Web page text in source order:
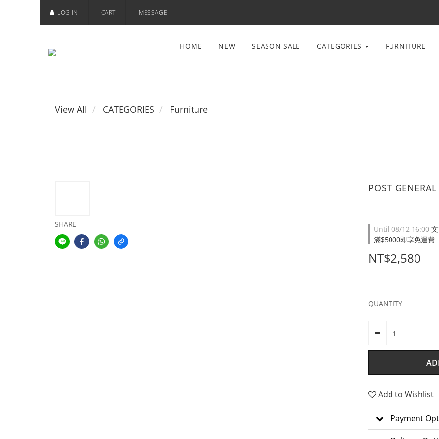
LOG IN CART MESSAGE
HOME NEW SEASON SALE CATEGORIES FURNITURE
View All CATEGORIES Furniture
SHARE
POST
Until 08/12 16:00
滿$5000即享免運費
NT$2,580
QUANTITY
Add to Wishlist
Payment